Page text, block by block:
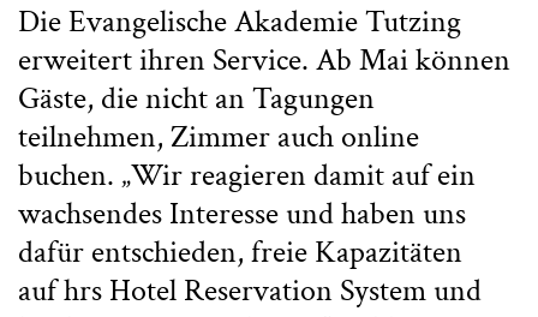
Die Evangelische Akademie Tutzing
erweitert ihren Service. Ab Mai können
Gäste, die nicht an Tagungen
teilnehmen, Zimmer auch online
buchen. „Wir reagieren damit auf ein
wachsendes Interesse und haben uns
dafür entschieden, freie Kapazitäten
auf hrs Hotel Reservation System und